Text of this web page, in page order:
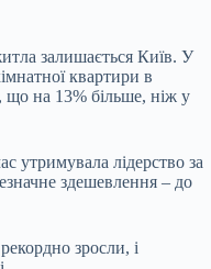
залишається Київ. У
квартири в
що на 13% більше, ніж у
утримувала лідерство за
здешевлення – до